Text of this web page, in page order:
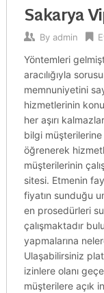
Sakarya
By admin
Yöntemleri
aracılığıyla
memnuniyetini
hizmetlerinin
her aşırı
bilgi
öğrenerek
müşterilerinin
sitesi. Etmenin
fiyatın sunduğu
en prosedürleri
çalışmaktadır
yapmalarına
Ulaşabilirsiniz
izinlere olanı
müşterilere açık